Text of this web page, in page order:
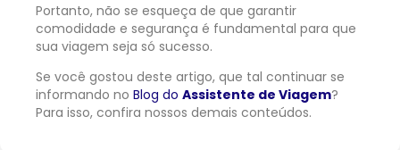
Portanto, não se esqueça de que garantir
comodidade e segurança é fundamental para que
sua viagem seja só sucesso.
Se você gostou deste artigo, que tal continuar se
informando no Blog do Assistente de Viagem?
Para isso, confira nossos demais conteúdos.